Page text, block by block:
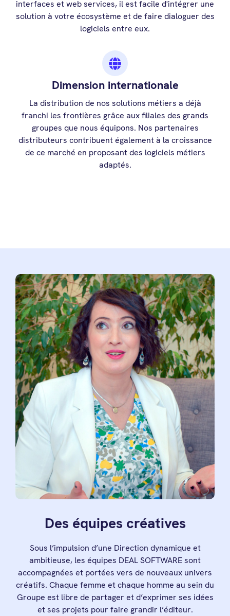
interfaces et web services, il est facile d'intégrer une
solution à votre écosystème et de faire dialoguer des
logiciels entre eux.
Dimension internationale
La distribution de nos solutions métiers a déjà
franchi les frontières grâce aux filiales des grands
groupes que nous équipons. Nos partenaires
distributeurs contribuent également à la croissance
de ce marché en proposant des logiciels métiers
adaptés.
Des équipes créatives
Sous l’impulsion d’une Direction dynamique et
ambitieuse, les équipes DEAL SOFTWARE sont
accompagnées et portées vers de nouveaux univers
créatifs. Chaque femme et chaque homme au sein du
Groupe est libre de partager et d’exprimer ses idées
et ses projets pour faire grandir l’éditeur.